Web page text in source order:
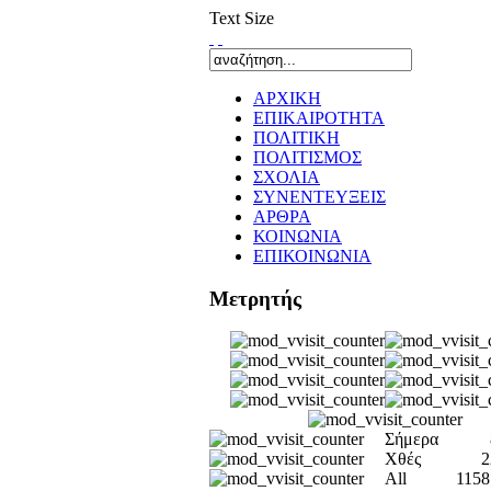
Text Size
ΑΡΧΙΚΗ
ΕΠΙΚΑΙΡΟΤΗΤΑ
ΠΟΛΙΤΙΚΗ
ΠΟΛΙΤΙΣΜΟΣ
ΣΧΟΛΙΑ
ΣΥΝΕΝΤΕΥΞΕΙΣ
ΑΡΘΡΑ
ΚΟΙΝΩΝΙΑ
ΕΠΙΚΟΙΝΩΝΙΑ
Μετρητής
Σήμερα
Χθές
All